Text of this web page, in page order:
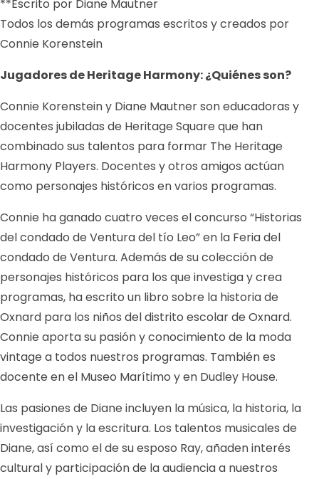
**Escrito por Diane Mautner
Todos los demás programas escritos y creados por
Connie Korenstein
Jugadores de Heritage Harmony: ¿Quiénes son?
Connie Korenstein y Diane Mautner son educadoras y
docentes jubiladas de Heritage Square que han
combinado sus talentos para formar The Heritage
Harmony Players. Docentes y otros amigos actúan
como personajes históricos en varios programas.
Connie ha ganado cuatro veces el concurso “Historias
del condado de Ventura del tío Leo” en la Feria del
condado de Ventura. Además de su colección de
personajes históricos para los que investiga y crea
programas, ha escrito un libro sobre la historia de
Oxnard para los niños del distrito escolar de Oxnard.
Connie aporta su pasión y conocimiento de la moda
vintage a todos nuestros programas. También es
docente en el Museo Marítimo y en Dudley House.
Las pasiones de Diane incluyen la música, la historia, la
investigación y la escritura. Los talentos musicales de
Diane, así como el de su esposo Ray, añaden interés
cultural y participación de la audiencia a nuestros